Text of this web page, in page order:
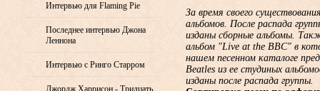
За время своего
альбомов. После распада
изданы сборные альбомы.
альбом "Live at the BBC" в
нашем песенном каталоге
Beatles из ее студиных
изданы после распада группы.
Интервью для Flaming Pie
Последнее интервью Джона
Леннона
Интервью с Ринго Старром
Джордж Харрисон - Тридцать